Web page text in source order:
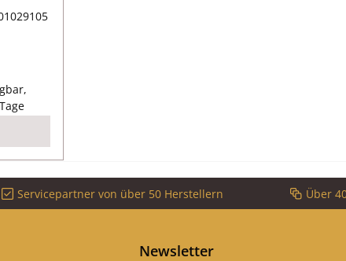
14
Preis:
Servicepartner von über 50 Herstellern Über
Newsletter